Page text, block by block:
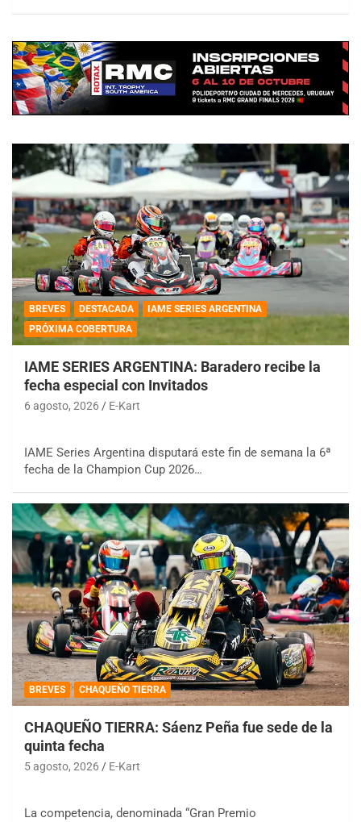
BREVES DESTACADA
IAME SERIES ARGENTINA
PRÓXIMA COBERTURA
IAME SERIES ARGENTINA: Baradero recibe la
fecha especial con Invitados
6 agosto, 2026 E-Kart
IAME Series Argentina disputará este fin de semana la 6ª
fecha de la Champion Cup 2026…
BREVES CHAQUEÑO TIERRA
CHAQUEÑO TIERRA: Sáenz Peña fue sede de la
quinta fecha
5 agosto, 2026 E-Kart
La competencia, denominada “Gran Premio